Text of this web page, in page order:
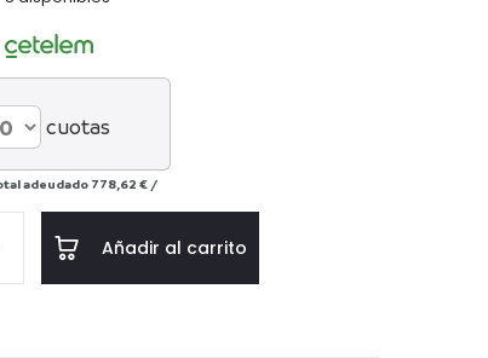
cuotas
adeudado 778,62 € /
Añadir al carrito